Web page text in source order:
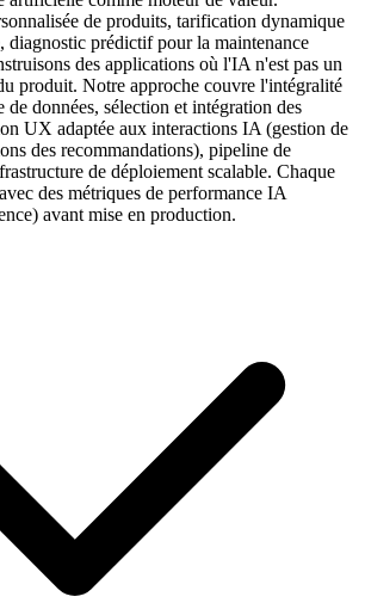
de produits, tarification dynamique
diagnostic prédictif pour la maintenance
des applications où l'IA n'est pas un
produit. Notre approche couvre l'intégralité
données, sélection et intégration des
UX adaptée aux interactions IA (gestion de
des recommandations), pipeline de
de déploiement scalable. Chaque
des métriques de performance IA
avant mise en production.